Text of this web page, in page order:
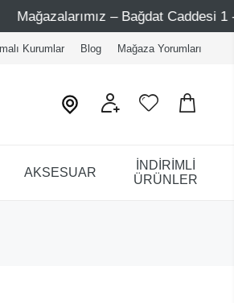
– Bağdat Caddesi 1 - Bağdat
Kurumlar Blog Mağaza Yorumları
AKSESUAR
İNDİRİMLİ
ÜRÜNLER